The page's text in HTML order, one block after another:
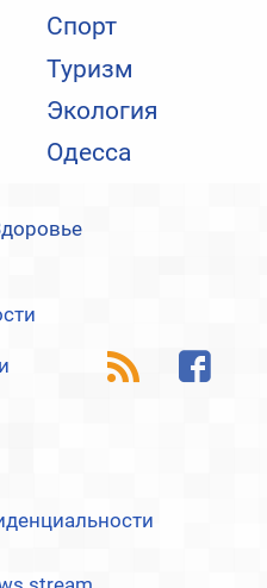
Спорт
Туризм
Экология
Одесса